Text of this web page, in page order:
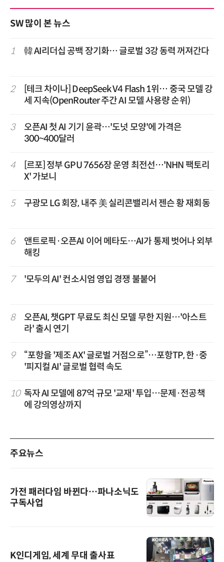
SW 많이 본 뉴스
1 韓 AI리더십 공백 장기화… 글로벌 3강 동력 꺼져간다
2
[테크 차이나] DeepSeek V4 Flash 1위… 중국 모델 강
세 지속(OpenRouter 주간 AI 모델 사용량 순위)
3
오픈AI 첫 AI 기기 윤곽…'도넛 모양'에 가격은
300~400달러
4
[르포] 정부 GPU 7656장 운영 최전선…'NHN 팩토리
X' 가보니
5 구광모 LG 회장, 내주 美 실리콘밸리서 젠슨 황 재회동
6
앤트로픽·오픈AI 이어 메타도…AI가 통제 벗어나 외부
해킹
7 '모두의 AI' 컨소시엄 영입 경쟁 불붙어
8
오픈AI, 챗GPT 무료도 최신 모델 무한 지원…'아스트
라' 출시 연기
9
“포항을 '제조 AX' 글로벌 거점으로”…포항TP, 한·중
'피지컬 AI' 글로벌 협력 속도
10 독자 AI 모델에 87억 규모 '교재' 투입…문제·전공책
에 강의영상까지
주요뉴스
가전 패러다임 바뀐다…파나소닉도
구독사업
K인디게임, 세계 무대 출사표